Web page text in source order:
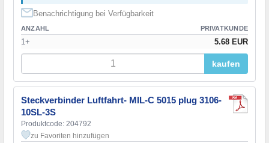
Benachrichtigung bei Verfügbarkeit
ANZAHL PRIVATKUNDE
1+ 5.68 EUR
kaufen
Steckverbinder Luftfahrt- MIL-C 5015 plug 3106-
10SL-3S
Produktcode: 204792
zu Favoriten hinzufügen